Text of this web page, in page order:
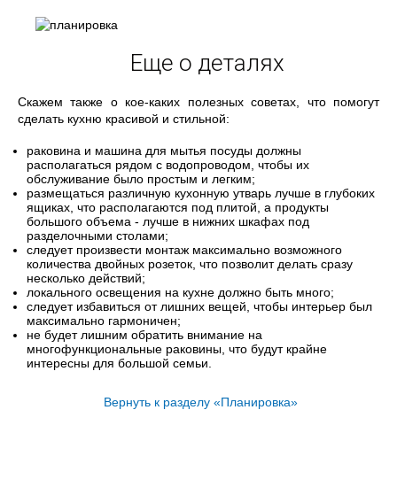
Еще о деталях
Скажем также о кое-каких полезных советах, что помогут
сделать кухню красивой и стильной:
раковина и машина для мытья посуды должны
располагаться рядом с водопроводом, чтобы их
обслуживание было простым и легким;
размещаться различную кухонную утварь лучше в глубоких
ящиках, что располагаются под плитой, а продукты
большого объема - лучше в нижних шкафах под
разделочными столами;
следует произвести монтаж максимально возможного
количества двойных розеток, что позволит делать сразу
несколько действий;
локального освещения на кухне должно быть много;
следует избавиться от лишних вещей, чтобы интерьер был
максимально гармоничен;
не будет лишним обратить внимание на
многофункциональные раковины, что будут крайне
интересны для большой семьи.
Вернуть к разделу «Планировка»